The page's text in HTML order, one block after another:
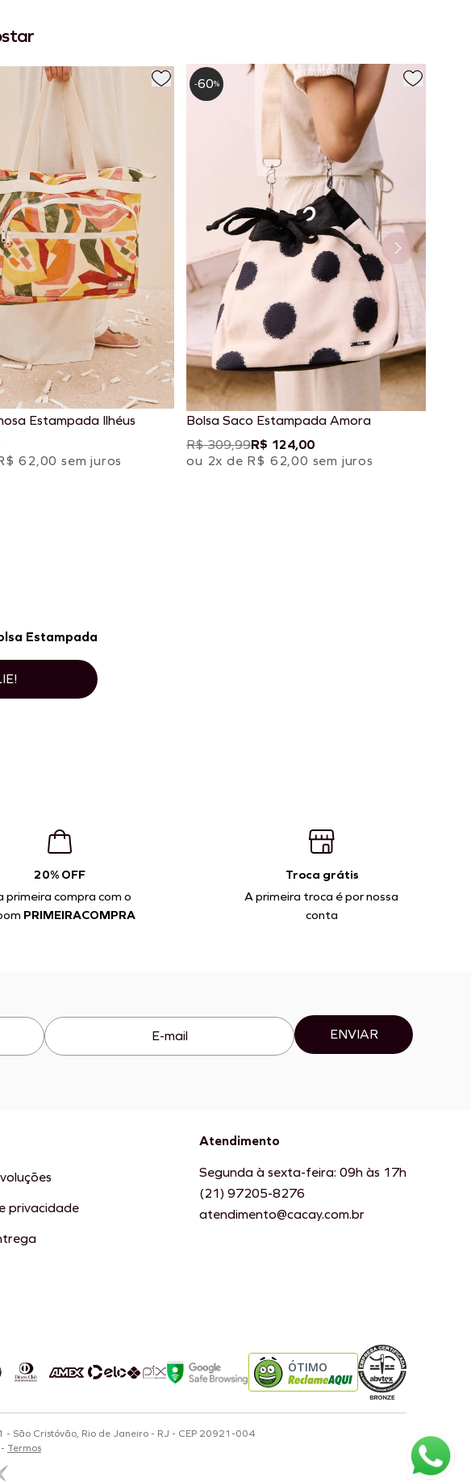
Estampada Ilhéus
62,00 sem juros
Bolsa Saco Estampada Amora
R$ 309,99R$ 124,00
ou 2x de R$ 62,00 sem juros
-60%
Estampada
20% OFF
primeira compra com o
PRIMEIRACOMPRA
Troca grátis
A primeira troca é por nossa
conta
ENVIAR
privacidade
Atendimento
Segunda à sexta-feira: 09h às 17h
(21) 97205-8276
atendimento@cacay.com.br
ÓTIMO
São Cristóvão, Rio de Janeiro - RJ - CEP 20921-004
- Termos